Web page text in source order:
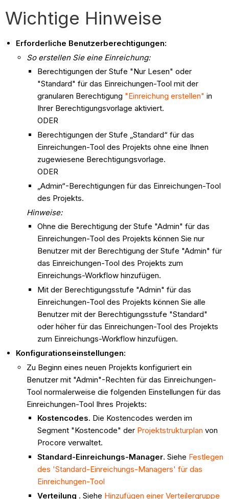
Wichtige Hinweise
Erforderliche Benutzerberechtigungen:
So erstellen Sie eine Einreichung:
Berechtigungen der Stufe "Nur Lesen" oder
"Standard" für das Einreichungen-Tool mit der
granularen Berechtigung "Einreichung erstellen" in
Ihrer Berechtigungsvorlage aktiviert.
ODER
Berechtigungen der Stufe „Standard“ für das
Einreichungen-Tool des Projekts ohne eine Ihnen
zugewiesene Berechtigungsvorlage.
ODER
„Admin“-Berechtigungen für das Einreichungen-Tool
des Projekts.
Hinweise:
Ohne die Berechtigung der Stufe "Admin" für das
Einreichungen-Tool des Projekts können Sie nur
Benutzer mit der Berechtigung der Stufe "Admin" für
das Einreichungen-Tool des Projekts zum
Einreichungs-Workflow hinzufügen.
Mit der Berechtigungsstufe "Admin" für das
Einreichungen-Tool des Projekts können Sie alle
Benutzer mit der Berechtigungsstufe "Standard"
oder höher für das Einreichungen-Tool des Projekts
zum Einreichungs-Workflow hinzufügen.
Konfigurationseinstellungen:
Zu Beginn eines neuen Projekts konfiguriert ein
Benutzer mit "Admin"-Rechten für das Einreichungen-
Tool normalerweise die folgenden Einstellungen für das
Einreichungen-Tool Ihres Projekts:
Kostencodes. Die Kostencodes werden im
Segment "Kostencode" der Projektstrukturplan von
Procore verwaltet.
Standard-Einreichungs-Manager. Siehe Festlegen
des 'Standard-Einreichungs-Managers' für das
Einreichungen-Tool
Verteilung . Siehe Hinzufügen einer Verteilergruppe